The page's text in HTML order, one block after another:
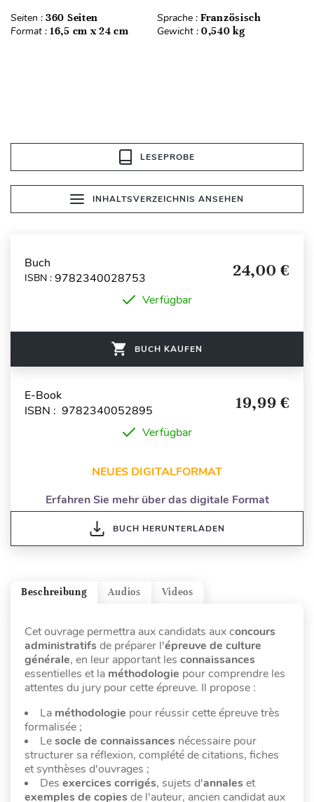
Seiten : 360 Seiten Sprache : Französisch
Format : 16,5 cm x 24 cm Gewicht : 0,540 kg
LESEPROBE
INHALTSVERZEICHNIS ANSEHEN
Buch
ISBN : 9782340028753 24,00 €
Verfügbar
BUCH KAUFEN
E-Book
ISBN : 9782340052895
19,99 €
Verfügbar
NEUES DIGITALFORMAT
Erfahren Sie mehr über das digitale Format
BUCH HERUNTERLADEN
Videos
Audios
Beschreibung
Cet ouvrage permettra aux candidats aux concours
administratifs de préparer l'épreuve de culture
générale, en leur apportant les connaissances
essentielles et la méthodologie pour comprendre les
attentes du jury pour cette épreuve. Il propose :
La méthodologie pour réussir cette épreuve très
formalisée ;
Lesocle de connaissances nécessaire pour
structurer sa réflexion, complété de citations, fiches
et synthèses d'ouvrages ;
Des exercices corrigés, sujets d'annales et
exemples de copies de l'auteur, ancien candidat aux